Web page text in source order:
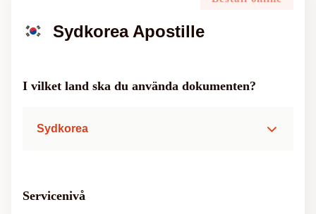
Sydkorea Apostille
I vilket land ska du använda dokumenten?
Sydkorea
Servicenivå